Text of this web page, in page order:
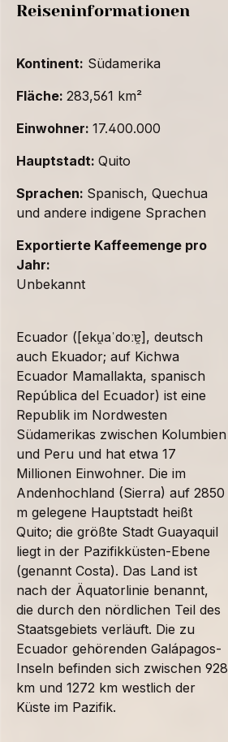
Reiseninformationen
Kontinent: Südamerika
Fläche: 283,561 km²
Einwohner: 17.400.000
Hauptstadt: Quito
Sprachen: Spanisch, Quechua
und andere indigene Sprachen
Exportierte Kaffeemenge pro
Jahr:
Unbekannt
Ecuador ([eku̯aˈdoːɐ̯], deutsch
auch Ekuador; auf Kichwa
Ecuador Mamallakta, spanisch
República del Ecuador) ist eine
Republik im Nordwesten
Südamerikas zwischen Kolumbien
und Peru und hat etwa 17
Millionen Einwohner. Die im
Andenhochland (Sierra) auf 2850
m gelegene Hauptstadt heißt
Quito; die größte Stadt Guayaquil
liegt in der Pazifikküsten-Ebene
(genannt Costa). Das Land ist
nach der Äquatorlinie benannt,
die durch den nördlichen Teil des
Staatsgebiets verläuft. Die zu
Ecuador gehörenden Galápagos-
Inseln befinden sich zwischen 928
km und 1272 km westlich der
Küste im Pazifik.